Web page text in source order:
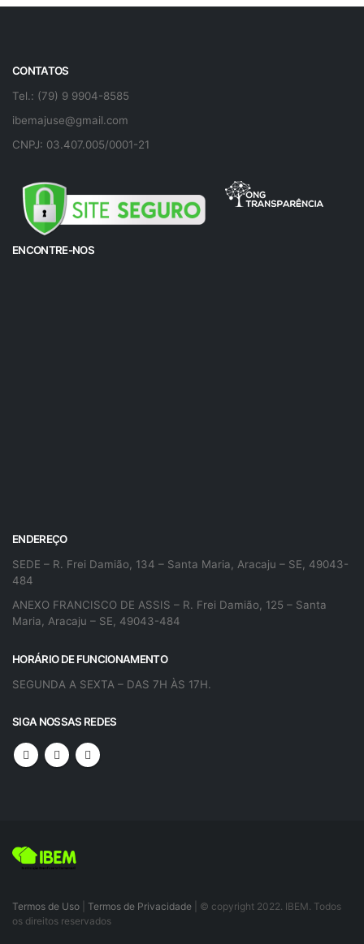
CONTATOS
Tel.: (79) 9 9904-8585
ibemajuse@gmail.com
CNPJ: 03.407.005/0001-21
ENCONTRE-NOS
ENDEREÇO
SEDE – R. Frei Damião, 134 – Santa Maria, Aracaju – SE, 49043-
484
ANEXO FRANCISCO DE ASSIS – R. Frei Damião, 125 – Santa
Maria, Aracaju – SE, 49043-484
HORÁRIO DE FUNCIONAMENTO
SEGUNDA A SEXTA – DAS 7H ÀS 17H.
SIGA NOSSAS REDES
Termos de Uso Termos de Privacidade | © copyright 2022. IBEM. Todos
os direitos reservados